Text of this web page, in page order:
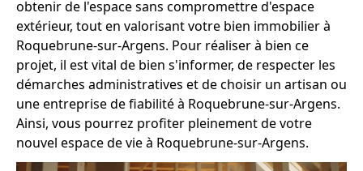
obtenir de l'espace sans compromettre d'espace
extérieur, tout en valorisant votre bien immobilier à
Roquebrune-sur-Argens. Pour réaliser à bien ce
projet, il est vital de bien s'informer, de respecter les
démarches administratives et de choisir un artisan ou
une entreprise de fiabilité à Roquebrune-sur-Argens.
Ainsi, vous pourrez profiter pleinement de votre
nouvel espace de vie à Roquebrune-sur-Argens.